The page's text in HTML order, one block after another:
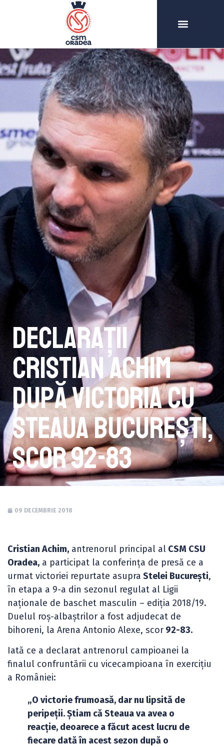
Declarații
Cristian Achim
după victoria cu
Steaua București,
scor 92-83
09 DECEMBRIE 2018
Cristian Achim, antrenorul principal al CSM CSU
Oradea, a participat la conferința de presă ce a
urmat victoriei repurtate asupra Stelei București,
în etapa a 9-a din sezonul regulat al Ligii
naționale de baschet masculin – ediția 2018/19.
Duelul roș-albaștrilor a fost adjudecat de
bihoreni, la Arena Antonio Alexe, scor 92-83.
Iată ce a declarat antrenorul campioanei la
finalul confruntării cu vicecampioana în exercițiu
a României:
„O victorie frumoasă, dar nu lipsită de
peripeții. Știam că Steaua va avea o
reacție, deoarece a făcut acest lucru de
fiecare dată în acest sezon după o